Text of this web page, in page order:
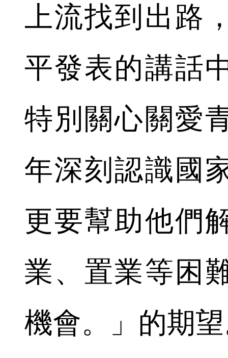
上流找到出路
平發表的講話
特別關心關愛
年深刻認識國
更要幫助他們
業、置業等困
機會。」的期